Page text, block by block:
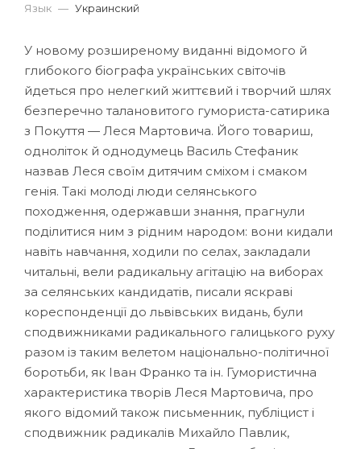
Язык — Украинский
У новому розширеному виданні відомого й
глибокого біографа українських світочів
йдеться про нелегкий життєвий і творчий шлях
безперечно талановитого гумориста-сатирика
з Покуття — Леся Мартовича. Його товариш,
одноліток й однодумець Василь Стефаник
назвав Леся своїм дитячим сміхом і смаком
генія. Такі молоді люди селянського
походження, одержавши знання, прагнули
поділитися ним з рідним народом: вони кидали
навіть навчання, ходили по селах, закладали
читальні, вели радикальну агітацію на виборах
за селянських кандидатів, писали яскраві
кореспонденції до львівських видань, були
сподвижниками радикального галицького руху
разом із таким велетом національно-політичної
боротьби, як Іван Франко та ін. Гумористична
характеристика творів Леся Мартовича, про
якого відомий також письменник, публіцист і
сподвижник радикалів Михайло Павлик,